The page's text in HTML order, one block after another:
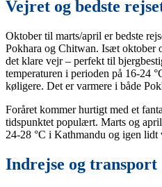
Vejret og bedste
Oktober til marts/april er bedste
Pokhara og Chitwan. Isæt oktober
det klare vejr – perfekt til
temperaturen i perioden på 16-24
køligere. Det er varmere i både
Foråret kommer hurtigt med et
tidspunktet populært. Marts og
24-28 °C i Kathmandu og igen
Indrejse og transport